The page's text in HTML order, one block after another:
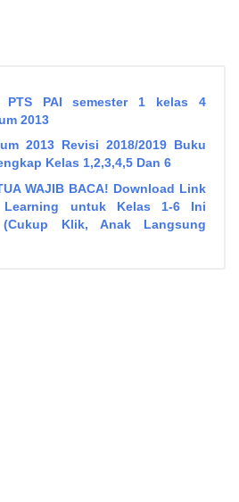
PTS PAI semester 1 kelas 4
2013
2013 Revisi 2018/2019 Buku
Kelas 1,2,3,4,5 Dan 6
WAJIB BACA! Download Link
Learning untuk Kelas 1-6 Ini
(Cukup Klik, Anak Langsung